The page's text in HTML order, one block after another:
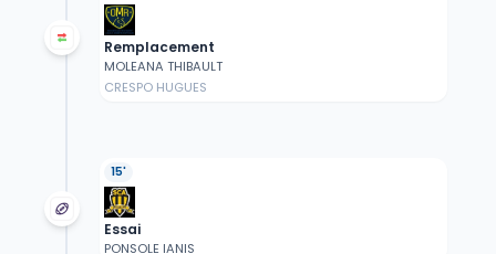
Remplacement
MOLEANA THIBAULT
CRESPO HUGUES
15'
Essai
PONSOLE IANIS